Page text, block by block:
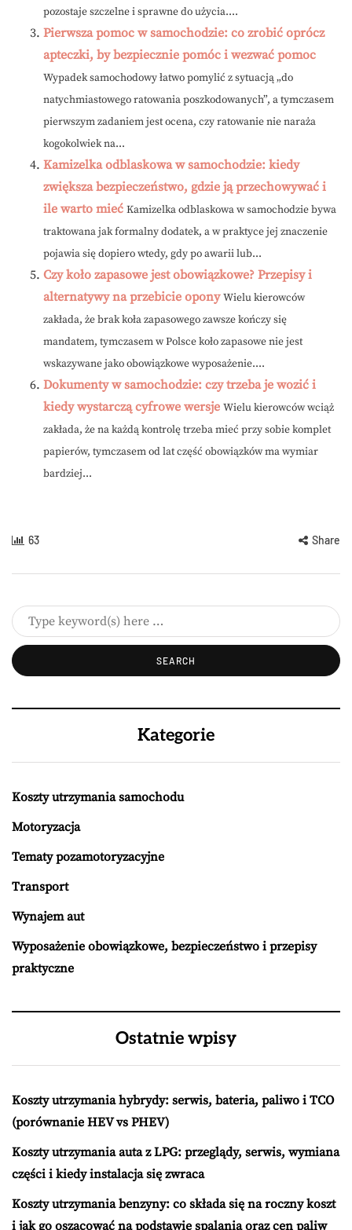
pozostaje szczelne i sprawne do użycia....
Pierwsza pomoc w samochodzie: co zrobić oprócz
apteczki, by bezpiecznie pomóc i wezwać pomoc
Wypadek samochodowy łatwo pomylić z sytuacją „do
natychmiastowego ratowania poszkodowanych”, a tymczasem
pierwszym zadaniem jest ocena, czy ratowanie nie naraża
kogokolwiek na...
Kamizelka odblaskowa w samochodzie: kiedy
zwiększa bezpieczeństwo, gdzie ją przechowywać i
ile warto mieć Kamizelka odblaskowa w samochodzie bywa
traktowana jak formalny dodatek, a w praktyce jej znaczenie
pojawia się dopiero wtedy, gdy po awarii lub...
Czy koło zapasowe jest obowiązkowe? Przepisy i
alternatywy na przebicie opony Wielu kierowców
zakłada, że brak koła zapasowego zawsze kończy się
mandatem, tymczasem w Polsce koło zapasowe nie jest
wskazywane jako obowiązkowe wyposażenie....
Dokumenty w samochodzie: czy trzeba je wozić i
kiedy wystarczą cyfrowe wersje Wielu kierowców wciąż
zakłada, że na każdą kontrolę trzeba mieć przy sobie komplet
papierów, tymczasem od lat część obowiązków ma wymiar
bardziej...
63 Share
Kategorie
Koszty utrzymania samochodu
Motoryzacja
Tematy pozamotoryzacyjne
Transport
Wynajem aut
Wyposażenie obowiązkowe, bezpieczeństwo i przepisy
praktyczne
Ostatnie wpisy
Koszty utrzymania hybrydy: serwis, bateria, paliwo i TCO
(porównanie HEV vs PHEV)
Koszty utrzymania auta z LPG: przeglądy, serwis, wymiana
części i kiedy instalacja się zwraca
Koszty utrzymania benzyny: co składa się na roczny koszt
i jak go oszacować na podstawie spalania oraz cen paliw